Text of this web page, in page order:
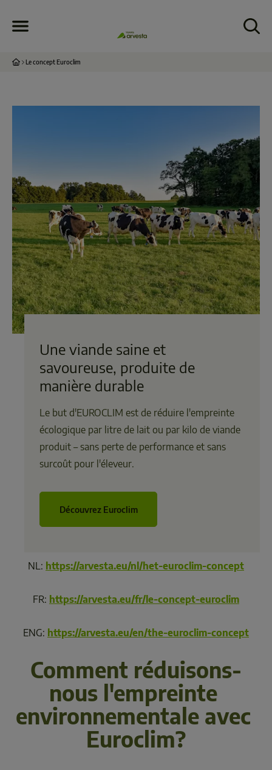
Le concept Euroclim
Une viande saine et
savoureuse, produite de
manière durable
Le but d'EUROCLIM est de réduire l'empreinte
écologique par litre de lait ou par kilo de viande
produit – sans perte de performance et sans
surcoût pour l'éleveur.
Découvrez Euroclim
NL: https://arvesta.eu/nl/het-euroclim-concept
FR: https://arvesta.eu/fr/le-concept-euroclim
ENG: https://arvesta.eu/en/the-euroclim-concept
Comment réduisons-
nous l'empreinte
environnementale avec